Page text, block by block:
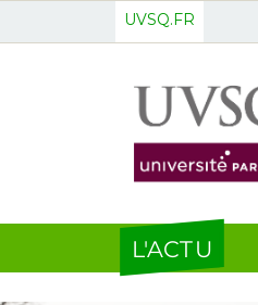
UVSQ.FR
L'ACTU